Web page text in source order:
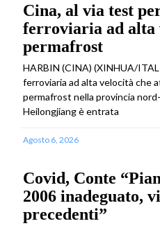
Cina, al via test
ferroviaria ad alta
permafrost
HARBIN (CINA) (XINHUA/
ferroviaria ad alta velocità che
permafrost nella provincia
Heilongjiang è entrata
Agosto 6, 2026
Covid, Conte
2006 inadeguato,
precedenti”